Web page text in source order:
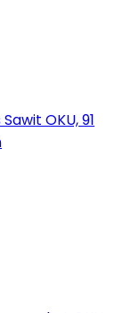
OKU, 91